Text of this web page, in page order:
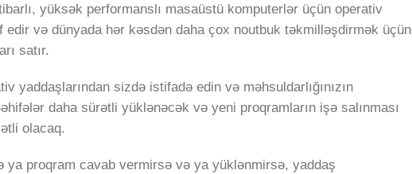
yüksək performanslı masaüstü komputerlər üçün operativ
edir və dünyada hər kəsdən daha çox noutbuk təkmilləşdirmək üçün
satır.
yaddaşlarından sizdə istifadə edin və məhsuldarlığınızın
daha sürətli yüklənəcək və yeni proqramların işə salınması
olacaq.
ya proqram cavab vermirsə və ya yüklənmirsə, yaddaş